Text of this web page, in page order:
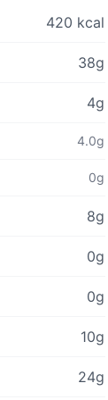
420 kcal
38g
4g
4.0g
0g
8g
0g
0g
10g
24g